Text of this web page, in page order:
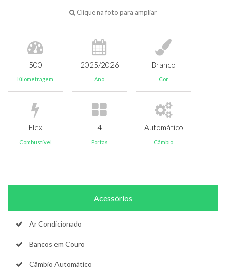
Clique na foto para ampliar
500
Kilometragem
2025/2026
Ano
Branco
Cor
Flex
Combustível
4
Portas
Automático
Câmbio
Acessórios
Ar Condicionado
Bancos em Couro
Câmbio Automático